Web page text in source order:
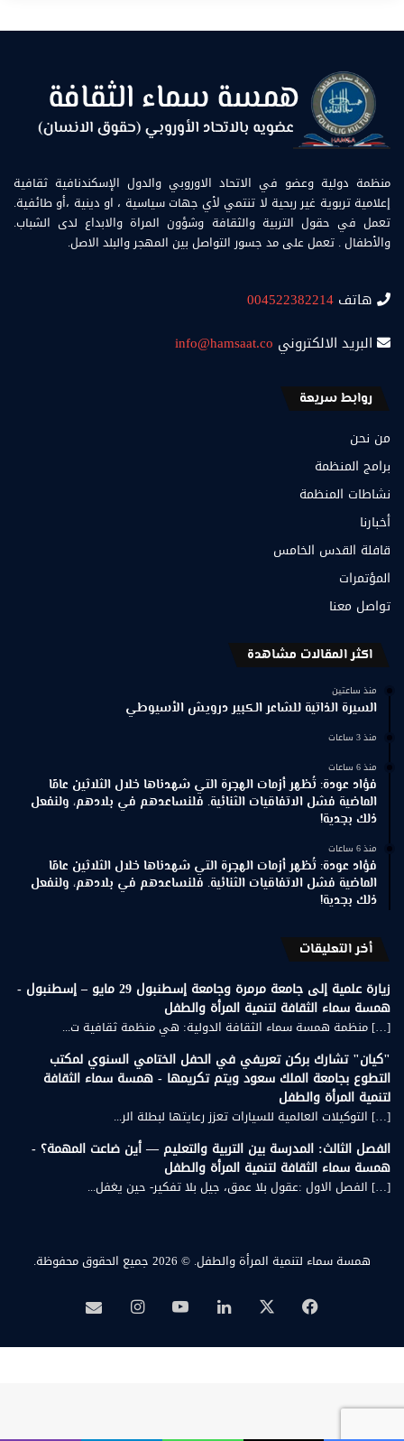
منظمة دولية وعضو في الاتحاد الاوروبي والدول الإسكندنافية ثقافية
إعلامية تربوية غير ربحية لا تنتمي لأي جهات سياسية ، او دينية ،أو طائفية.
تعمل في حقول التربية والثقافة وشؤون المراة والابداع لدى الشباب.
والأطفال . تعمل على مد جسور التواصل بين المهجر والبلد الاصل.
هاتف 004522382214
البريد الالكتروني info@hamsaat.co
روابط سريعة
من نحن
برامج المنظمة
نشاطات المنظمة
أخبارنا
قافلة القدس الخامس
المؤتمرات
تواصل معنا
اكثر المقالات مشاهدة
منذ ساعتين
السيرة الذاتية للشاعر الكبير درويش الأسيوطي
منذ 3 ساعات
منذ 6 ساعات
فؤاد عودة: تُظهر أزمات الهجرة التي شهدناها خلال الثلاثين عامًا
الماضية فشل الاتفاقيات الثنائية. فلنساعدهم في بلادهم، ولنفعل
ذلك بجدية!
منذ 6 ساعات
فؤاد عودة: تُظهر أزمات الهجرة التي شهدناها خلال الثلاثين عامًا
الماضية فشل الاتفاقيات الثنائية. فلنساعدهم في بلادهم، ولنفعل
ذلك بجدية!
أخر التعليقات
زيارة علمية إلى جامعة مرمرة وجامعة إسطنبول 29 مايو – إسطنبول -
همسة سماء الثقافة لتنمية المرأة والطفل
[…] منظمة همسة سماء الثقافة الدولية: هي منظمة ثقافية ت...
"كيان" تشارك بركن تعريفي في الحفل الختامي السنوي لمكتب
التطوع بجامعة الملك سعود ويتم تكريمها - همسة سماء الثقافة
لتنمية المرأة والطفل
[…] التوكيلات العالمية للسيارات تعزز رعايتها لبطلة الر...
الفصل الثالث: المدرسة بين التربية والتعليم — أين ضاعت المهمة؟ -
همسة سماء الثقافة لتنمية المرأة والطفل
[…] الفصل الاول :عقول بلا عمق، جيل بلا تفكير- حين يغفل...
همسة سماء لتنمية المرأة والطفل. © 2026 جميع الحقوق محفوظة.
فيسبوك لينكدإن‫YouTubeانستقرامبريد
همسة